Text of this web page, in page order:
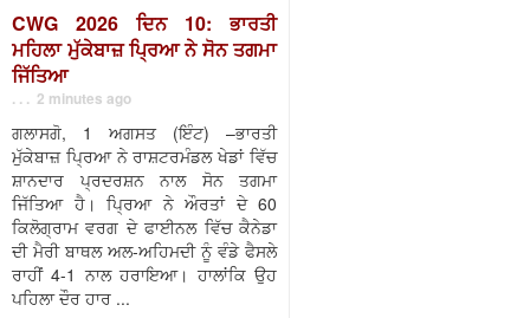
CWG 2026 ਦਿਨ 10: ਭਾਰਤੀ
ਮਹਿਲਾ ਮੁੱਕੇਬਾਜ਼ ਪ੍ਰਿਆ ਨੇ ਸੋਨ ਤਗਮਾ
ਜਿੱਤਿਆ
. . . 2 minutes ago
ਗਲਾਸਗੋ, 1 ਅਗਸਤ (ਇੰਟ) –ਭਾਰਤੀ
ਮੁੱਕੇਬਾਜ਼ ਪ੍ਰਿਆ ਨੇ ਰਾਸ਼ਟਰਮੰਡਲ ਖੇਡਾਂ ਵਿੱਚ
ਸ਼ਾਨਦਾਰ ਪ੍ਰਦਰਸ਼ਨ ਨਾਲ ਸੋਨ ਤਗਮਾ
ਜਿੱਤਿਆ ਹੈ। ਪ੍ਰਿਆ ਨੇ ਔਰਤਾਂ ਦੇ 60
ਕਿਲੋਗ੍ਰਾਮ ਵਰਗ ਦੇ ਫਾਈਨਲ ਵਿੱਚ ਕੈਨੇਡਾ
ਦੀ ਮੈਰੀ ਬਾਥਲ ਅਲ-ਅਹਿਮਦੀ ਨੂੰ ਵੰਡੇ ਫੈਸਲੇ
ਰਾਹੀਂ 4-1 ਨਾਲ ਹਰਾਇਆ। ਹਾਲਾਂਕਿ ਉਹ
ਪਹਿਲਾ ਦੌਰ ਹਾਰ ...